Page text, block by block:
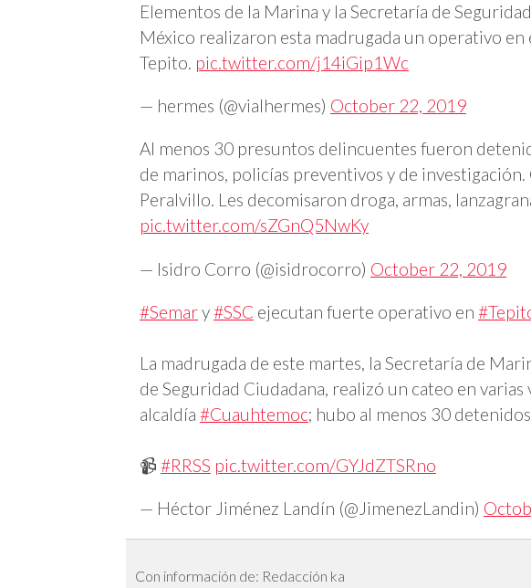
Elementos de la Marina y la Secretaría de
México realizaron esta madrugada un operativo
Tepito. pic.twitter.com/j14iGip1Wc
— hermes (@vialhermes) October 22, 2019
Al menos 30 presuntos delincuentes fueron
de marinos, policías preventivos y de
Peralvillo. Les decomisaron droga, armas,
pic.twitter.com/sZGnQ5NwKy
— Isidro Corro (@isidrocorro) October 22, 2019
#Semary #SSC ejecutan fuerte operativo en
La madrugada de este martes, la Secretaría de
de Seguridad Ciudadana, realizó un cateo en varias
alcaldía #Cuauhtemoc; hubo al menos 30
📹 #RRSS pic.twitter.com/GYJdZTSRno
— Héctor Jiménez Landín (@JimenezLandin)
Con información de: Redacción ka